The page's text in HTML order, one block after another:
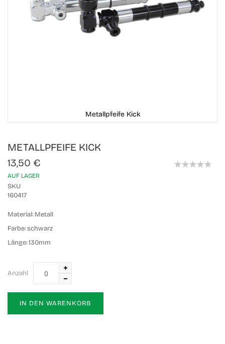
METALLPFEIFE KICK
13,50 €
AUF LAGER
SKU
160417
Material: Metall
Farbe:schwarz
Länge:130mm
Anzahl
IN DEN WARENKORB
Metallpfeife Kick
to
beginning
of
images
gallery